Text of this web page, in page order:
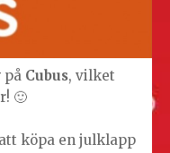
på Cubus, vilket
🙂
köpa en julklapp